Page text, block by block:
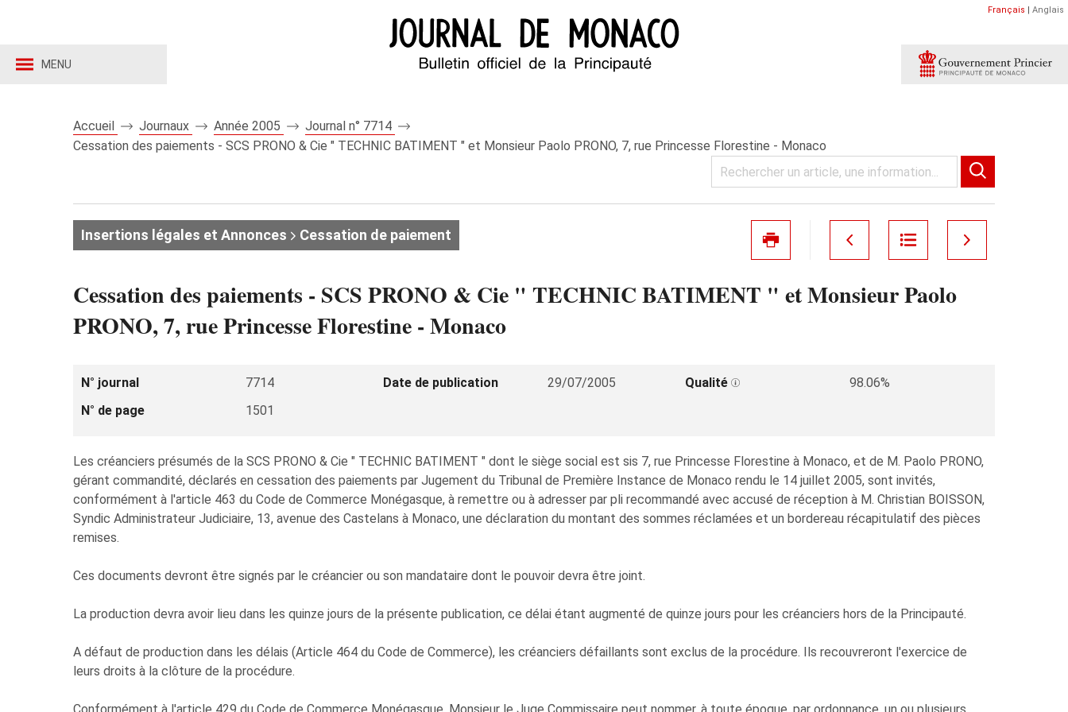
MENU
Français | Anglais
Accueil Journaux Année 2005
Journal n° 7714
Cessation des paiements - SCS PRONO & Cie " TECHNIC BATIMENT " et Monsieur Paolo PRONO, 7, rue Princesse Florestine - Monaco
Insertions légales et Annonces Cessation de paiement
Cessation des paiements - SCS PRONO & Cie " TECHNIC BATIMENT " et Monsieur Paolo
PRONO, 7, rue Princesse Florestine - Monaco
N° journal 7714 Date de publication 29/07/2005 Qualité
98.06%
N° de page
1501
Les créanciers présumés de la SCS PRONO & Cie " TECHNIC BATIMENT " dont le siège social est sis 7, rue Princesse Florestine à Monaco, et de M. Paolo PRONO,
gérant commandité, déclarés en cessation des paiements par Jugement du Tribunal de Première Instance de Monaco rendu le 14 juillet 2005, sont invités,
conformément à l'article 463 du Code de Commerce Monégasque, à remettre ou à adresser par pli recommandé avec accusé de réception à M. Christian BOISSON,
Syndic Administrateur Judiciaire, 13, avenue des Castelans à Monaco, une déclaration du montant des sommes réclamées et un bordereau récapitulatif des pièces
remises.
Ces documents devront être signés par le créancier ou son mandataire dont le pouvoir devra être joint.
La production devra avoir lieu dans les quinze jours de la présente publication, ce délai étant augmenté de quinze jours pour les créanciers hors de la Principauté.
A défaut de production dans les délais (Article 464 du Code de Commerce), les créanciers défaillants sont exclus de la procédure. Ils recouvreront l'exercice de
leurs droits à la clôture de la procédure.